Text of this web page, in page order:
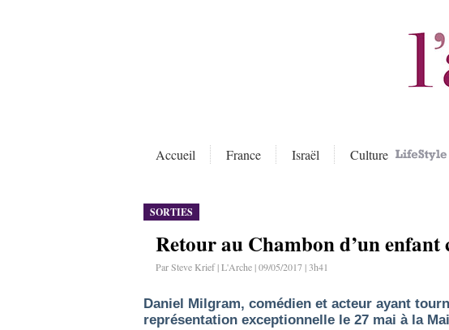
Accueil France Israël Culture
SORTIES
Retour au Chambon d’un enfant
Par Steve Krief | L'Arche | 09/05/2017 | 3h41
Daniel Milgram, comédien et acteur ayant
représentation exceptionnelle le 27 mai à la